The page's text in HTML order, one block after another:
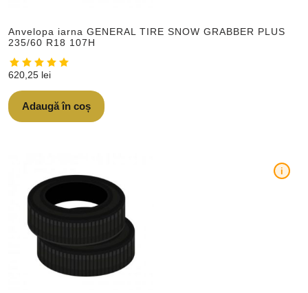
Anvelopa iarna GENERAL TIRE SNOW GRABBER PLUS
235/60 R18 107H
620,25 lei
Adaugă în coș
i